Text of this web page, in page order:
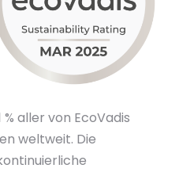
aller von EcoVadis
weltweit. Die